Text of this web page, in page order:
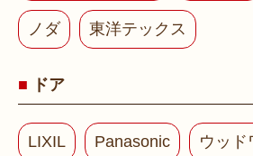
ノダ 東洋テックス
ドア
LIXIL Panasonic ウッド